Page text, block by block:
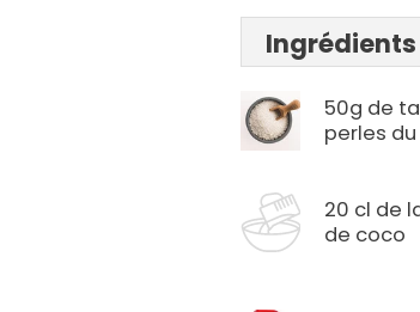
50g de
perles
20 cl de
de coco